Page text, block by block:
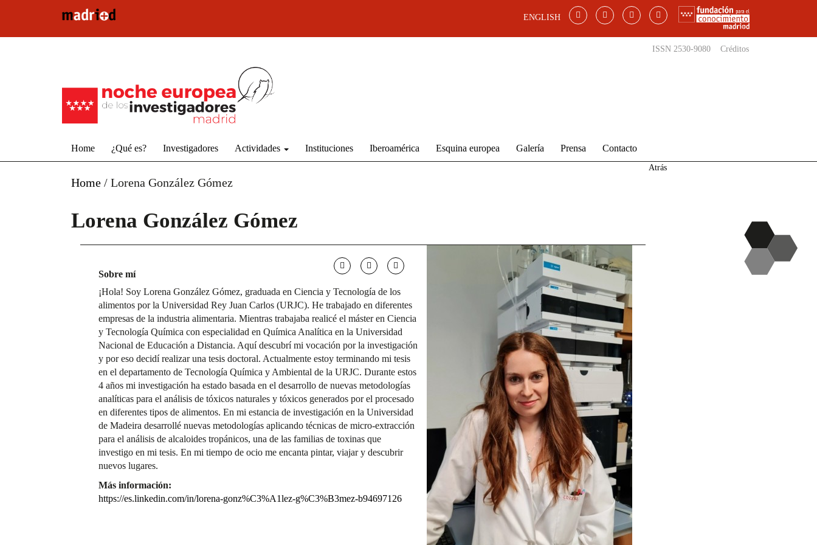
ENGLISH
ISSN 2530-9080 Créditos
Home ¿Qué es? Investigadores Actividades Instituciones Iberoamérica Esquina europea Galería Prensa Contacto
Home / Lorena González Gómez
Atrás
Lorena González Gómez
Sobre mí
¡Hola! Soy Lorena González Gómez, graduada en Ciencia y Tecnología de los
alimentos por la Universidad Rey Juan Carlos (URJC). He trabajado en diferentes
empresas de la industria alimentaria. Mientras trabajaba realicé el máster en Ciencia
y Tecnología Química con especialidad en Química Analítica en la Universidad
Nacional de Educación a Distancia. Aquí descubrí mi vocación por la investigación
y por eso decidí realizar una tesis doctoral. Actualmente estoy terminando mi tesis
en el departamento de Tecnología Química y Ambiental de la URJC. Durante estos
4 años mi investigación ha estado basada en el desarrollo de nuevas metodologías
analíticas para el análisis de tóxicos naturales y tóxicos generados por el procesado
en diferentes tipos de alimentos. En mi estancia de investigación en la Universidad
de Madeira desarrollé nuevas metodologías aplicando técnicas de micro-extracción
para el análisis de alcaloides tropánicos, una de las familias de toxinas que
investigo en mi tesis. En mi tiempo de ocio me encanta pintar, viajar y descubrir
nuevos lugares.
Más información:
https://es.linkedin.com/in/lorena-gonz%C3%A1lez-g%C3%B3mez-b94697126